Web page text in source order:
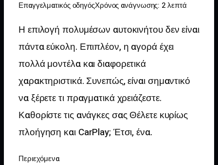
Επαγγελματικός οδηγόςΧρόνος ανάγνωσης: 2 λεπτά
Η επιλογή πολυμέσων αυτοκινήτου δεν είναι
πάντα εύκολη. Επιπλέον, η αγορά έχει
πολλά μοντέλα και διαφορετικά
χαρακτηριστικά. Συνεπώς, είναι σημαντικό
να ξέρετε τι πραγματικά χρειάζεστε.
Καθορίστε τις ανάγκες σας Θέλετε κυρίως
πλοήγηση και CarPlay; Έτσι, ένα.
Περιεχόμενα